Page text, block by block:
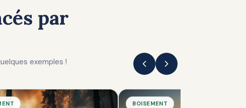
par
exemples !
BOISEMENT